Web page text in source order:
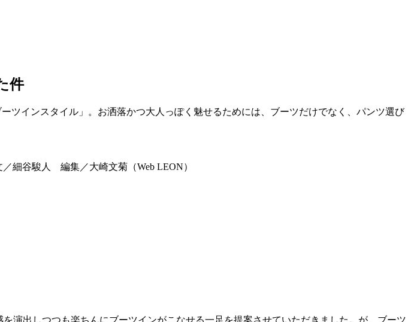
件
ツインスタイル」。お洒落かつ大人っぽく魅せるためには、ブーツだけでなく、パンツ選び
細谷駿人 編集／大崎文菊（Web LEON）
演出しつつも楽ちんにブーツインがこなせる一足を提案させていただきました。が、ブーツ